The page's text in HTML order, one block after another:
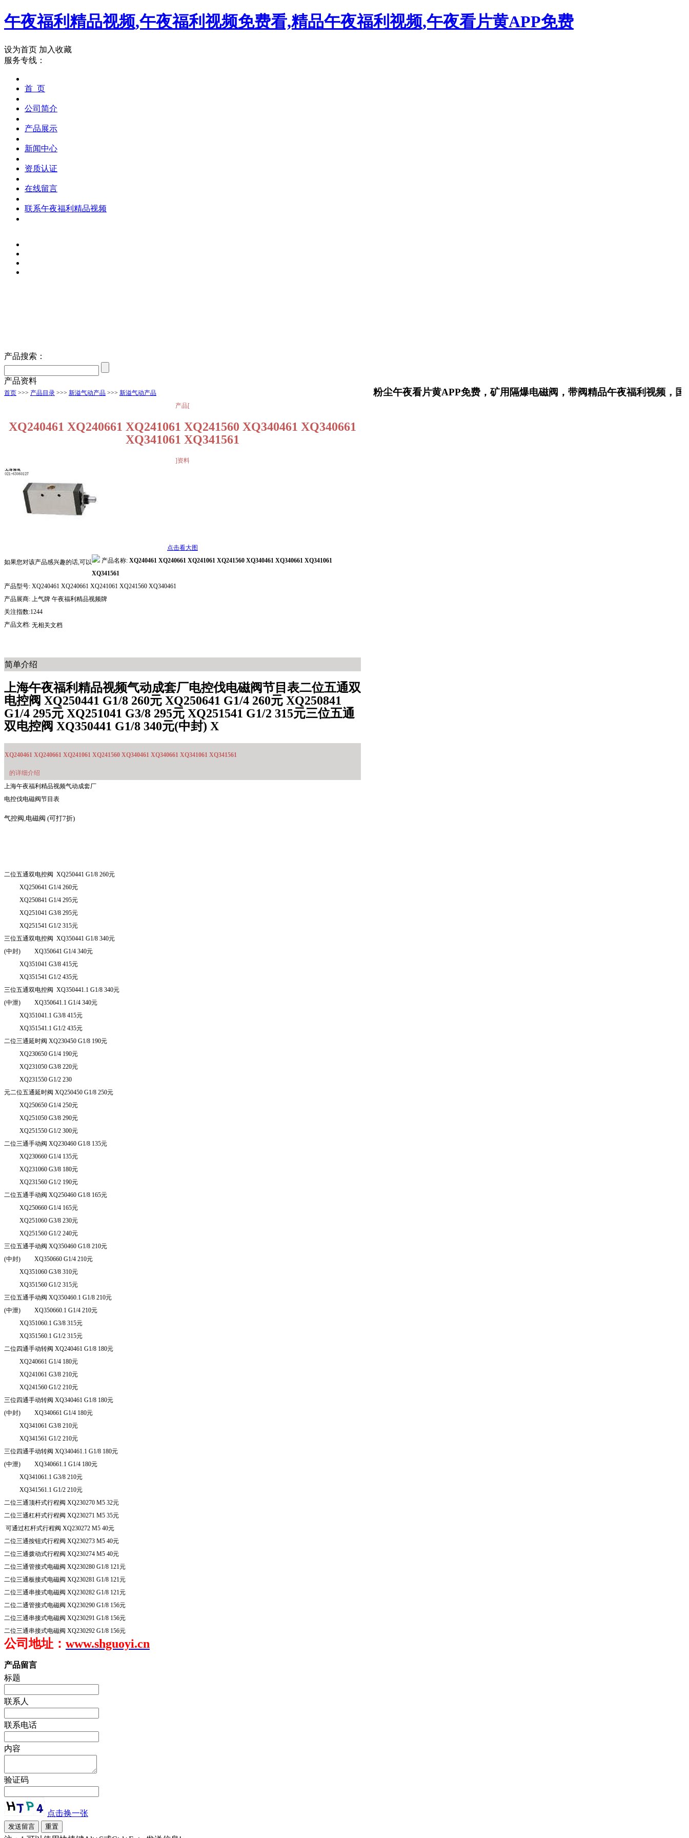
午夜福利精品视频,午夜福利视频免费看,精品午夜福利视频,午夜看片黄APP免费
设为首页 加入收藏
服务专线：
首 页
公司简介
产品展示
新闻中心
资质认证
在线留言
联系午夜福利精品视频
产品搜索：
粉尘午夜看片黄APP免费，矿用隔爆电磁阀，带阀精品午夜福利视频，国
产品资料
首页 >>> 产品目录 >>> 新溢气动产品 >>> 新溢气动产品
产品[
XQ240461 XQ240661 XQ241061 XQ241560 XQ340461 XQ340661
XQ341061 XQ341561
]资料
点击看大图
如果您对该产品感兴趣的话,可以
产品名称: XQ240461 XQ240661 XQ241061 XQ241560 XQ340461 XQ340661 XQ341061
XQ341561
产品型号: XQ240461 XQ240661 XQ241061 XQ241560 XQ340461
产品展商: 上气牌 午夜福利精品视频牌
关注指数:1244
产品文档: 无相关文档
简单介绍
上海午夜福利精品视频气动成套厂电控伐电磁阀节目表二位五通双
电控阀 XQ250441 G1/8 260元 XQ250641 G1/4 260元 XQ250841
G1/4 295元 XQ251041 G3/8 295元 XQ251541 G1/2 315元三位五通
双电控阀 XQ350441 G1/8 340元(中封) X
XQ240461 XQ240661 XQ241061 XQ241560 XQ340461 XQ340661 XQ341061 XQ341561
的详细介绍
上海午夜福利精品视频气动成套厂
电控伐电磁阀节目表
气控阀 电磁阀 (可打7折)
二位五通双电控阀 XQ250441 G1/8 260元
XQ250641 G1/4 260元
XQ250841 G1/4 295元
XQ251041 G3/8 295元
XQ251541 G1/2 315元
三位五通双电控阀 XQ350441 G1/8 340元
(中封) XQ350641 G1/4 340元
XQ351041 G3/8 415元
XQ351541 G1/2 435元
三位五通双电控阀 XQ350441.1 G1/8 340元
(中泄) XQ350641.1 G1/4 340元
XQ351041.1 G3/8 415元
XQ351541.1 G1/2 435元
二位三通延时阀 XQ230450 G1/8 190元
XQ230650 G1/4 190元
XQ231050 G3/8 220元
XQ231550 G1/2 230
元二位五通延时阀 XQ250450 G1/8 250元
XQ250650 G1/4 250元
XQ251050 G3/8 290元
XQ251550 G1/2 300元
二位三通手动阀 XQ230460 G1/8 135元
XQ230660 G1/4 135元
XQ231060 G3/8 180元
XQ231560 G1/2 190元
二位五通手动阀 XQ250460 G1/8 165元
XQ250660 G1/4 165元
XQ251060 G3/8 230元
XQ251560 G1/2 240元
三位五通手动阀 XQ350460 G1/8 210元
(中封) XQ350660 G1/4 210元
XQ351060 G3/8 310元
XQ351560 G1/2 315元
三位五通手动阀 XQ350460.1 G1/8 210元
(中泄) XQ350660.1 G1/4 210元
XQ351060.1 G3/8 315元
XQ351560.1 G1/2 315元
二位四通手动转阀 XQ240461 G1/8 180元
XQ240661 G1/4 180元
XQ241061 G3/8 210元
XQ241560 G1/2 210元
三位四通手动转阀 XQ340461 G1/8 180元
(中封) XQ340661 G1/4 180元
XQ341061 G3/8 210元
XQ341561 G1/2 210元
三位四通手动转阀 XQ340461.1 G1/8 180元
(中泄) XQ340661.1 G1/4 180元
XQ341061.1 G3/8 210元
XQ341561.1 G1/2 210元
二位三通顶杆式行程阀 XQ230270 M5 32元
二位三通杠杆式行程阀 XQ230271 M5 35元
可通过杠杆式行程阀 XQ230272 M5 40元
二位三通按钮式行程阀 XQ230273 M5 40元
二位三通拨动式行程阀 XQ230274 M5 40元
二位三通管接式电磁阀 XQ230280 G1/8 121元
二位三通板接式电磁阀 XQ230281 G1/8 121元
二位三通串接式电磁阀 XQ230282 G1/8 121元
二位二通管接式电磁阀 XQ230290 G1/8 156元
二位三通串接式电磁阀 XQ230291 G1/8 156元
二位三通串接式电磁阀 XQ230292 G1/8 156元
公司地址： www.shguoyi.cn
产品留言
标题
联系人
联系电话
内容
验证码
点击换一张